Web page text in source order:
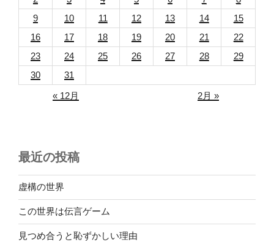
9
10 11 12 13 14
15
16
17 18 19 20 21
22
23
24 25 26 27 28
29
30
31
« 12月
2月 »
最近の投稿
虚構の世界
この世界は伝言ゲーム
見つめ合うと恥ずかしい理由